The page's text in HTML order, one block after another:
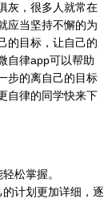
灰，很多人就常在
应当坚持不懈的为
的目标，让自己的
自律app可以帮助
步的离自己的目标
自律的同学快来下
松掌握。
计划更加详细，逐